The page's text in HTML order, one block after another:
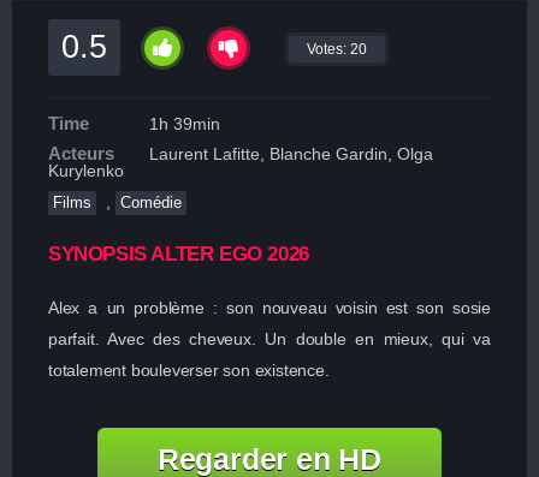
0.5 Votes: 20
Time 1h 39min
Acteurs
Laurent Lafitte, Blanche Gardin, Olga
Kurylenko
Films Comédie
SYNOPSIS ALTER EGO 2026
Alex a un problème : son nouveau voisin est son sosie
parfait. Avec des cheveux. Un double en mieux, qui va
totalement bouleverser son existence.
Regarder en HD